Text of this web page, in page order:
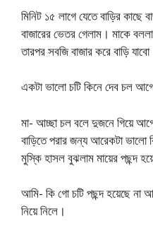
মিনিট ১৫ লাগে যেতে বাড়ির
বাজারের ভেতর গেলাম। মাকে
তারপর সবজি বাজার করে বাড়ি
একটা ভালো চটি কিনে দেব চল
মা- আচ্ছা চল বলে দুজনে গিয়ে
বাড়িতে পরার জন্য আরেকটা ভালো
মুস্কি হাসল বুঝলাম মায়ের পছন্দ
আমি- কি গো চটি পছন্দ হয়েছে না
নিয়ে নিলে।